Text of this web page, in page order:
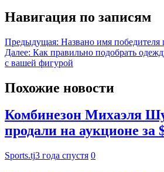
Навигация по записям
Предыдущая: Названо имя
Далее: Как правильно подобрать
с вашей фигурой
Похожие новости
Комбинезон Михаэля
продали на аукционе за
Sports.tj3 года спустя 0